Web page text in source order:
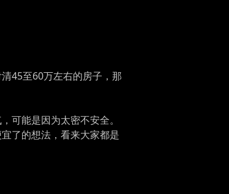
45至60万左右的房子，那
可能是因为太密不安全。
了的想法，看来大家都是